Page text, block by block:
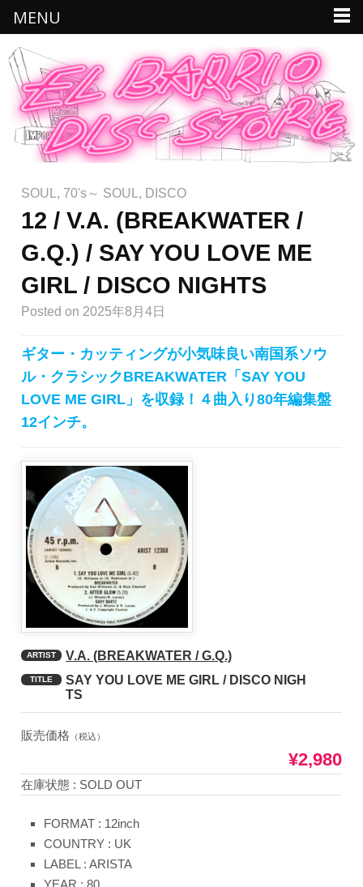
SOUL , 70's～ SOUL , DISCO
12 / V.A. (BREAKWATER /
G.Q.) / SAY YOU LOVE ME
GIRL / DISCO NIGHTS
Posted on 2025年8月4日
ギター・カッティングが小気味良い南国系ソウ
ル・クラシックBREAKWATER「SAY YOU
LOVE ME GIRL」を収録！４曲入り80年編集盤
12インチ。
ARTIST V.A. (BREAKWATER / G.Q.)
TITLE
SAY YOU LOVE ME GIRL / DISCO NIGH
TS
販売価格 （税込）
¥2,980
在庫状態 : SOLD OUT
FORMAT : 12inch
COUNTRY : UK
LABEL : ARISTA
MENU